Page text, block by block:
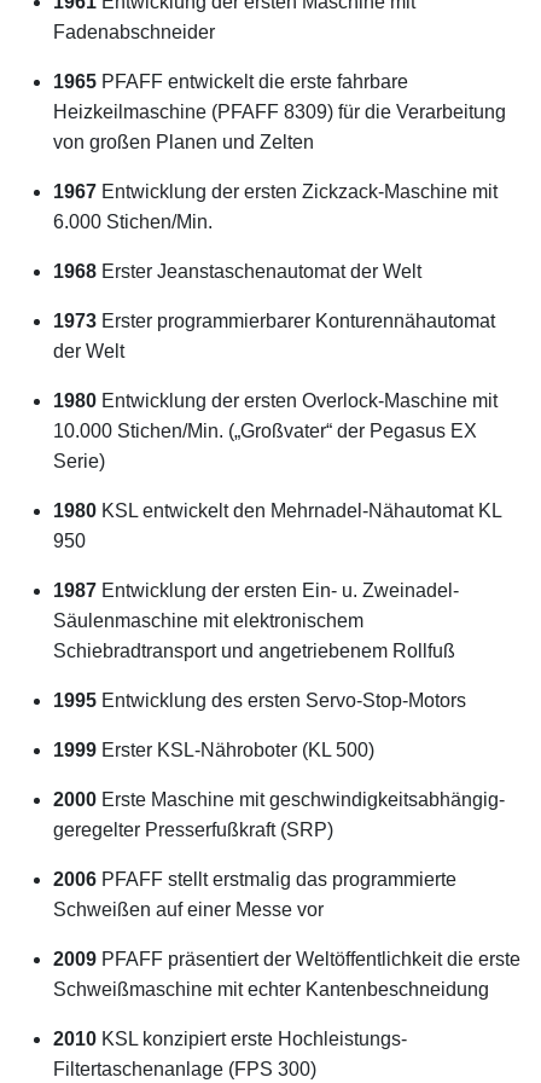
Fadenabschneider
1965 PFAFF entwickelt die erste fahrbare
Heizkeilmaschine (PFAFF 8309) für die Verarbeitung
von großen Planen und Zelten
1967 Entwicklung der ersten Zickzack-Maschine mit
6.000 Stichen/Min.
1968 Erster Jeanstaschenautomat der Welt
1973 Erster programmierbarer Konturennähautomat
der Welt
1980 Entwicklung der ersten Overlock-Maschine mit
10.000 Stichen/Min. („Großvater“ der Pegasus EX
Serie)
1980 KSL entwickelt den Mehrnadel-Nähautomat KL
950
1987 Entwicklung der ersten Ein- u. Zweinadel-
Säulenmaschine mit elektronischem
Schiebradtransport und angetriebenem Rollfuß
1995 Entwicklung des ersten Servo-Stop-Motors
1999 Erster KSL-Nähroboter (KL 500)
2000 Erste Maschine mit geschwindigkeitsabhängig-
geregelter Presserfußkraft (SRP)
2006 PFAFF stellt erstmalig das programmierte
Schweißen auf einer Messe vor
2009 PFAFF präsentiert der Weltöffentlichkeit die erste
Schweißmaschine mit echter Kantenbeschneidung
2010 KSL konzipiert erste Hochleistungs-
Filtertaschenanlage (FPS 300)